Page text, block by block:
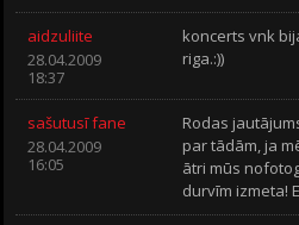
aidzuliite
28.04.2009
18:37
koncerts vnk
riga.:))
sašutusī fane
28.04.2009
16:05
Rodas
par tādām, ja
ātri mūs
durvīm izmeta!